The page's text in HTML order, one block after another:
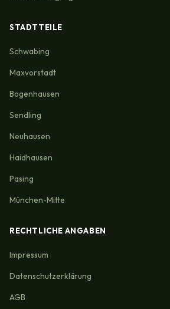
STADTTEILE
Schwabing
Maxvorstadt
Bogenhausen
Sendling
Neuhausen
Haidhausen
Pasing
München-Mitte
RECHTLICHE ANGABEN
Impressum
Datenschutzerklärung
AGB